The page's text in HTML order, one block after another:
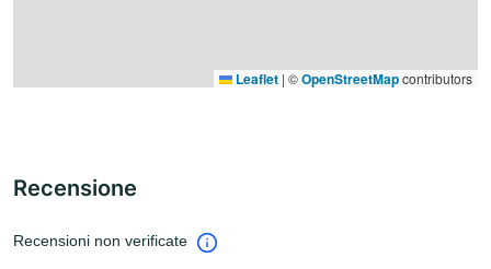
Leaflet | ©OpenStreetMapcontributors
Recensione
Recensioni non verificate